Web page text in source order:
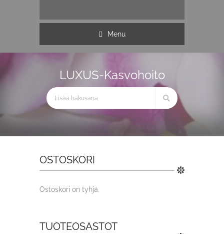
Menu
LUXUS-Kasvohoito
OSTOSKORI
Ostoskori on tyhjä.
TUOTEOSASTOT